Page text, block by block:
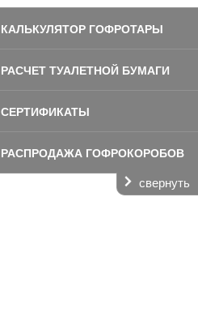
КАЛЬКУЛЯТОР ГОФРОТАРЫ
РАСЧЕТ ТУАЛЕТНОЙ БУМАГИ
СЕРТИФИКАТЫ
РАСПРОДАЖА ГОФРОКОРОБОВ
свернуть